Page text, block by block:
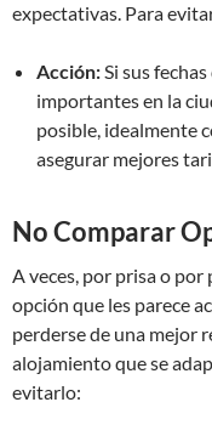
expectativas. Para
Acción:Si sus
importantes en la
posible, idealmente
asegurar mejores
No Comparar
A veces, por prisa o por
opción que les parece
perderse de una mejor
alojamiento que se
evitarlo: